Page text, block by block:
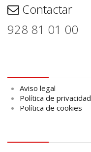
Contactar
928 81 01 00
Aviso legal
Política de privacidad
Política de cookies